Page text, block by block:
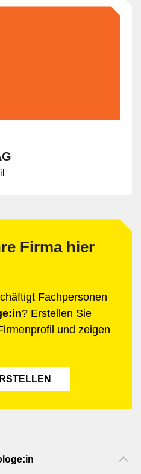
Firma hier
Fachpersonen
? Erstellen Sie
und zeigen